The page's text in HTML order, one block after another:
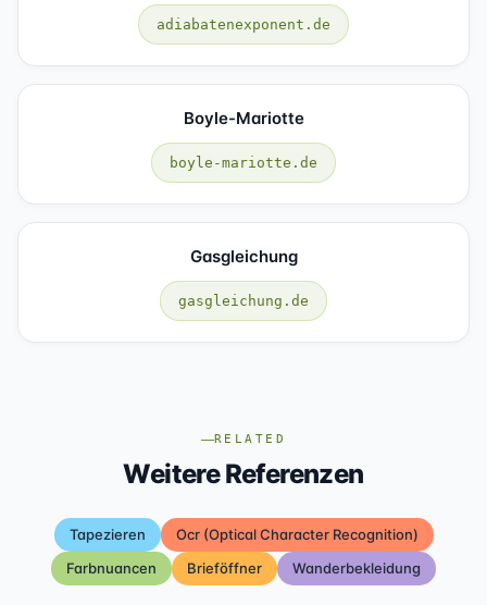
adiabatenexponent.de
Boyle-Mariotte
boyle-mariotte.de
Gasgleichung
gasgleichung.de
RELATED
Weitere Referenzen
Tapezieren
Ocr (optical Character Recognition)
Farbnuancen
Brieföffner Wanderbekleidung